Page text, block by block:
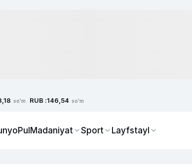
so'm RUB :146,54 so'm
PulMadaniyat Sport Layfstayl